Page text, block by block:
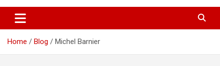
Home Blog Michel Barnier